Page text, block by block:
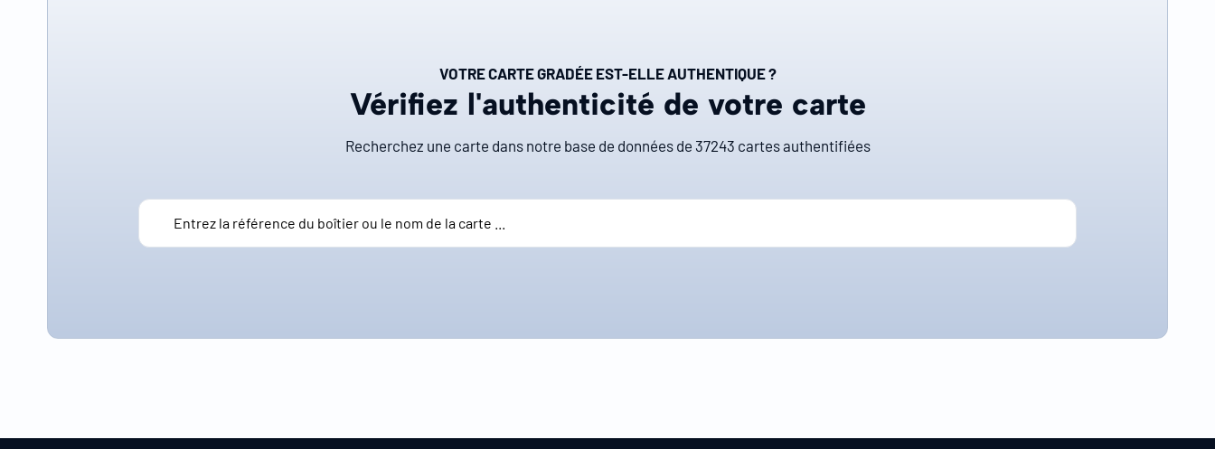
VOTRE CARTE GRADÉE EST-ELLE AUTHENTIQUE ?
Vérifiez l'authenticité de votre carte
Recherchez une carte dans notre base de données de 37243 cartes authentifiées